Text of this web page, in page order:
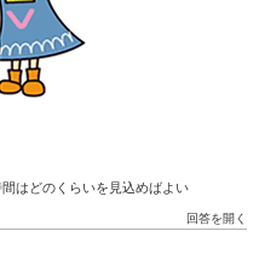
はどのくらいを見込めばよい